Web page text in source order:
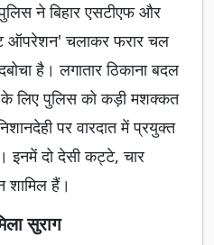
ने बिहार एसटीएफ और
ऑपरेशन' चलाकर फरार चल
है। लगातार ठिकाना बदल
लिए पुलिस को कड़ी मशक्कत
पर वारदात में प्रयुक्त
इनमें दो देसी कट्टे, चार
शामिल हैं।
सुराग